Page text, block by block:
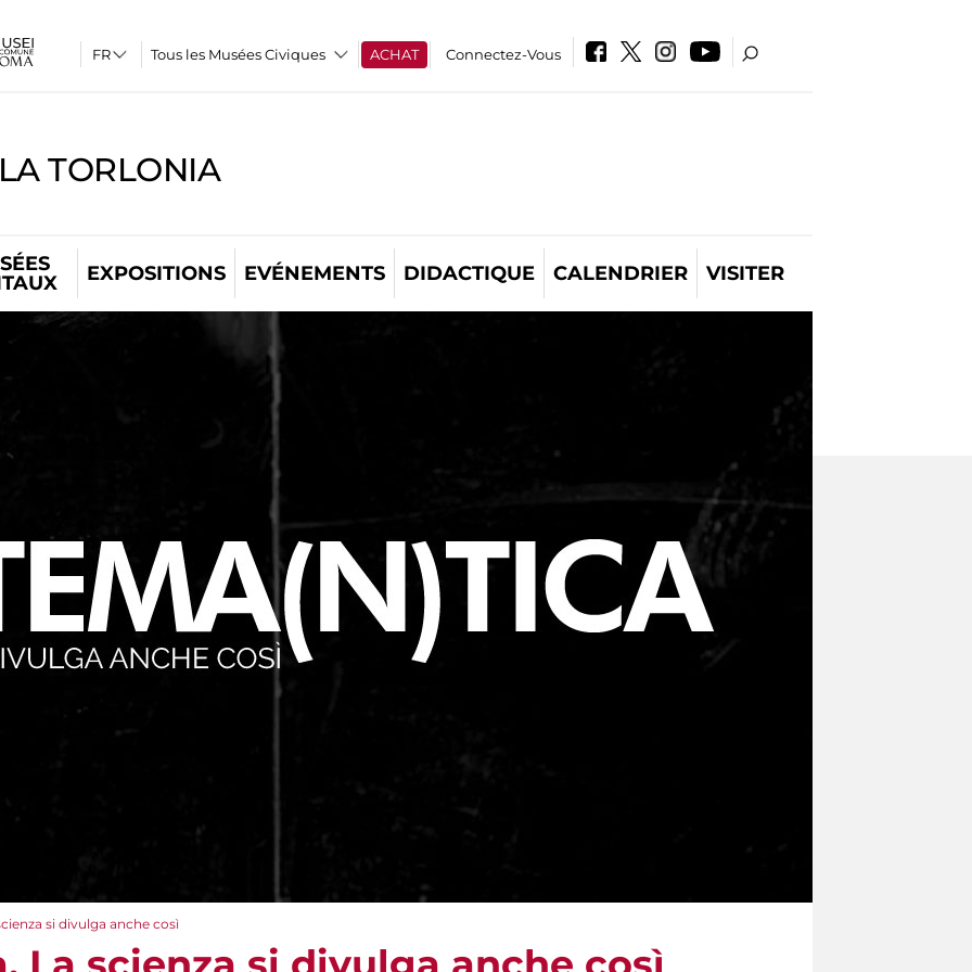
Tous les Musées Civiques ACHAT Connectez-Vous
TORLONIA
EXPOSITIONS EVÉNEMENTS DIDACTIQUE CALENDRIER VISITER
si divulga anche così